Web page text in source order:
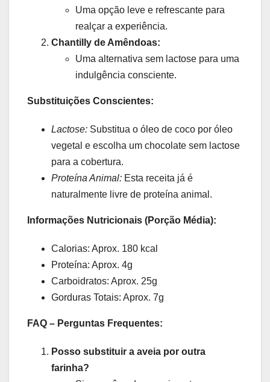
Uma opção leve e refrescante para
realçar a experiência.
Chantilly de Amêndoas:
Uma alternativa sem lactose para uma
indulgência consciente.
Substituições Conscientes:
Lactose: Substitua o óleo de coco por óleo
vegetal e escolha um chocolate sem lactose
para a cobertura.
Proteína Animal: Esta receita já é
naturalmente livre de proteína animal.
Informações Nutricionais (Porção Média):
Calorias: Aprox. 180 kcal
Proteína: Aprox. 4g
Carboidratos: Aprox. 25g
Gorduras Totais: Aprox. 7g
FAQ – Perguntas Frequentes:
Posso substituir a aveia por outra
farinha?